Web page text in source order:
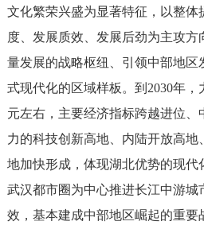
文化繁荣兴盛为显著特征，以整体
度、发展质效、发展后劲为主攻
量发展的战略枢纽、引领中部地区
式现代化的区域样板。到2030年
元左右，主要经济指标跨越进位、
力的科技创新高地、内陆开放高地
地加快形成，体现湖北优势的现代
武汉都市圈为中心推进长江中游城
效，基本建成中部地区崛起的重要